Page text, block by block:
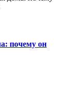
почему он